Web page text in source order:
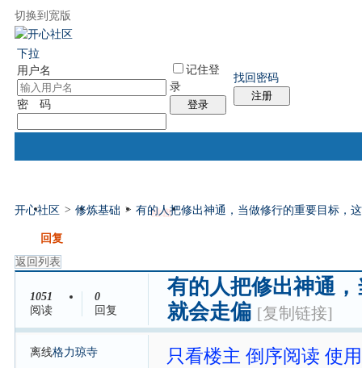
切换到宽版
下拉
用户名
密 码
记住登
录
登录
找回密码
注册
门户 论坛 排盘 个人中心
开心社区 > 修炼基础 > 有的人把修出神通，当做修行的重要目标，
回复
返回列表
1051
阅读
0
回复
有的人把修出神通
就会走偏 [复制链接]
离线格力琼寺 只看楼主 倒序阅读 使